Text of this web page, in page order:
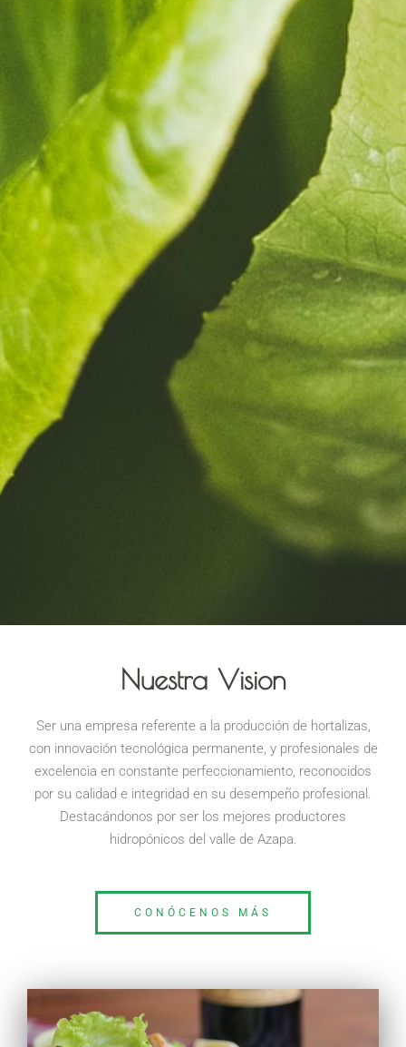
Nuestra Vision
Ser una empresa referente a la producción de hortalizas,
con innovación tecnológica permanente, y profesionales de
excelencia en constante perfeccionamiento, reconocidos
por su calidad e integridad en su desempeño profesional.
Destacándonos por ser los mejores productores
hidropónicos del valle de Azapa.
CONÓCENOS MÁS